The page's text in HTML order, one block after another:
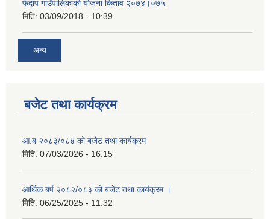
फेदाप गाउँपालिकाको योजना किताव २०७४।०७५
मिति: 03/09/2018 - 10:39
अन्य
बजेट तथा कार्यक्रम
आ.ब २०८३/०८४ को बजेट तथा कार्यक्रम
मिति: 07/03/2026 - 16:15
आर्थिक बर्ष २०८२/०८३ को बजेट तथा कार्यक्रम ।
मिति: 06/25/2025 - 11:32